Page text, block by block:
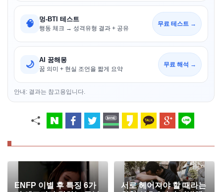
🧠 멍-BTI 테스트
행동 체크 → 성격유형 결과 + 공유
무료 테스트 →
🌙 AI 꿈해몽
꿈 의미 + 현실 조언을 짧게 요약
무료 해석 →
안내: 결과는 참고용입니다.
ENFP 이별 후 특징 6가
서로 헤어져야 할 때라는